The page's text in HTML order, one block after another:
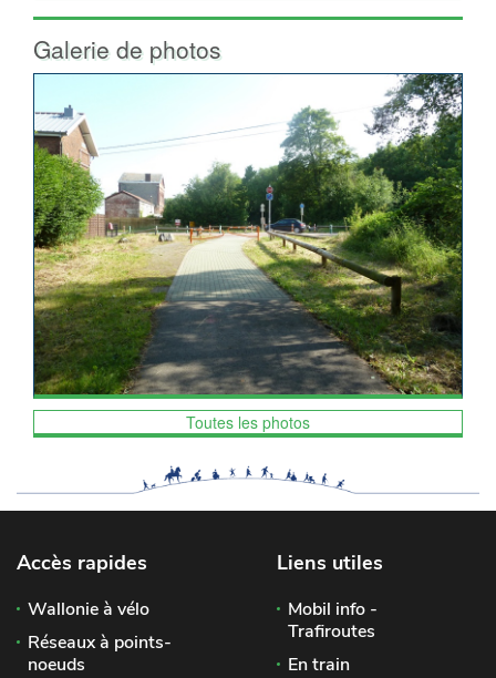
Galerie de photos
Toutes les photos
Accès rapides
Wallonie à vélo
Réseaux à points-
noeuds
Liens utiles
Mobil info -
Trafiroutes
En train